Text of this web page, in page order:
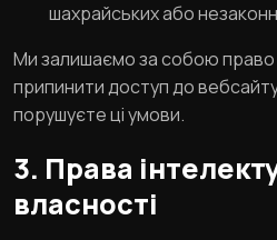
шахрайських або
Ми залишаємо за собою
припинити доступ до
порушуєте ці умови.
3. Права
власності